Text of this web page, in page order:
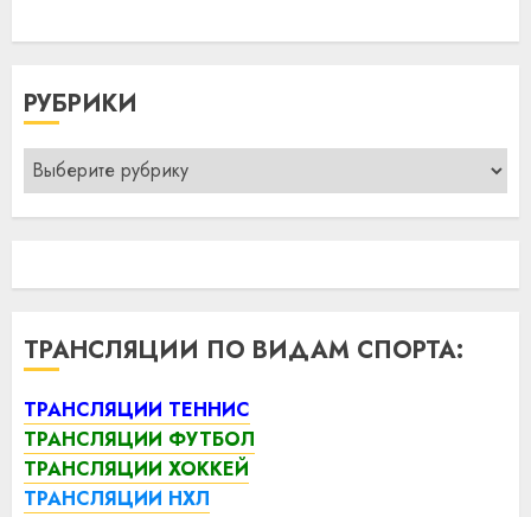
РУБРИКИ
Рубрики
ТРАНСЛЯЦИИ ПО ВИДАМ СПОРТА:
ТРАНСЛЯЦИИ ТЕННИС
ТРАНСЛЯЦИИ ФУТБОЛ
ТРАНСЛЯЦИИ ХОККЕЙ
ТРАНСЛЯЦИИ НХЛ